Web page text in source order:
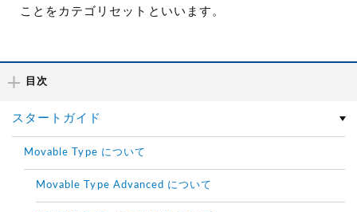
ことをカテゴリセットといいます。
目次
スタートガイド
Movable Type について
Movable Type Advanced について